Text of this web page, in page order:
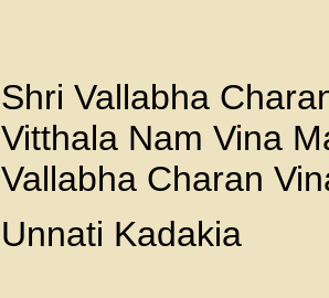
Shri Vallabha
Vitthala Nam Vina
Vallabha Charan
Unnati Kadakia